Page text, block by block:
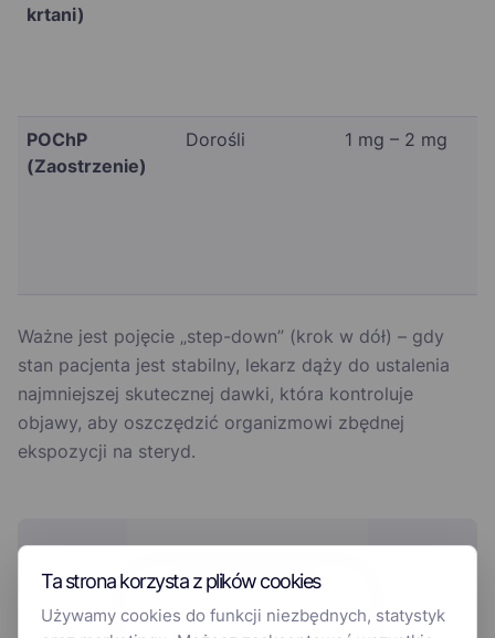
krtani)
POChP
(Zaostrzenie)
Dorośli 1 mg – 2 mg
Ważne jest pojęcie „step-down” (krok w dół) – gdy
stan pacjenta jest stabilny, lekarz dąży do ustalenia
najmniejszej skutecznej dawki, która kontroluje
objawy, aby oszczędzić organizmowi zbędnej
ekspozycji na steryd.
Ta strona korzysta z plików cookies
Używamy cookies do funkcji niezbędnych, statystyk